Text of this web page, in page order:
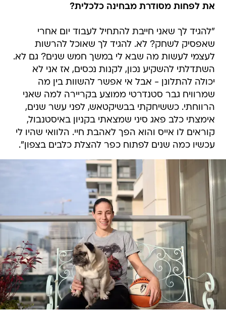
את לפחות מסודרת מבחינה כלכלית?
"להגיד לך שאני חייבת להתחיל לעבוד יום אחרי
שאפסיק לשחק? לא. להגיד לך שאוכל להרשות
לעצמי לעשות מה שבא לי במשך חמש שנים? גם לא.
השתדלתי להשקיע נכון, לקנות נכסים, אז אני לא
יכולה להתלונן - אבל אי אפשר להשוות בין מה
שמרוויח גבר סטנדרטי ממוצע בקריירה למה שאני
הרווחתי. כששיחקתי בבשיקטאש, לפני עשר שנים,
אימצתי כלב פאג סיני שמצאתי בקניון באיסטנבול,
קוראים לו אייס והוא הפך לאהבת חיי. הלוואי שהיו לי
עכשיו כמה שנים לפתוח כפר להצלת כלבים בצפון".